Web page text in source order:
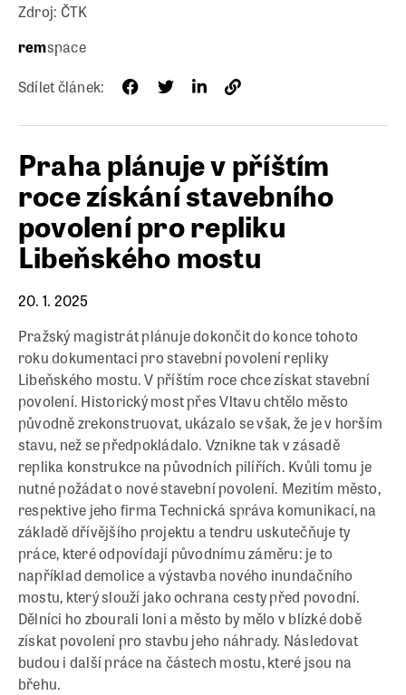
Zdroj: ČTK
remspace
Sdílet článek:
Praha plánuje v příštím
roce získání stavebního
povolení pro repliku
Libeňského mostu
20. 1. 2025
Pražský magistrát plánuje dokončit do konce tohoto
roku dokumentaci pro stavební povolení repliky
Libeňského mostu. V příštím roce chce získat stavební
povolení. Historický most přes Vltavu chtělo město
původně zrekonstruovat, ukázalo se však, že je v horším
stavu, než se předpokládalo. Vznikne tak v zásadě
replika konstrukce na původních pilířích. Kvůli tomu je
nutné požádat o nové stavební povolení. Mezitím město,
respektive jeho firma Technická správa komunikací, na
základě dřívějšího projektu a tendru uskutečňuje ty
práce, které odpovídají původnímu záměru: je to
například demolice a výstavba nového inundačního
mostu, který slouží jako ochrana cesty před povodní.
Dělníci ho zbourali loni a město by mělo v blízké době
získat povolení pro stavbu jeho náhrady. Následovat
budou i další práce na částech mostu, které jsou na
břehu.